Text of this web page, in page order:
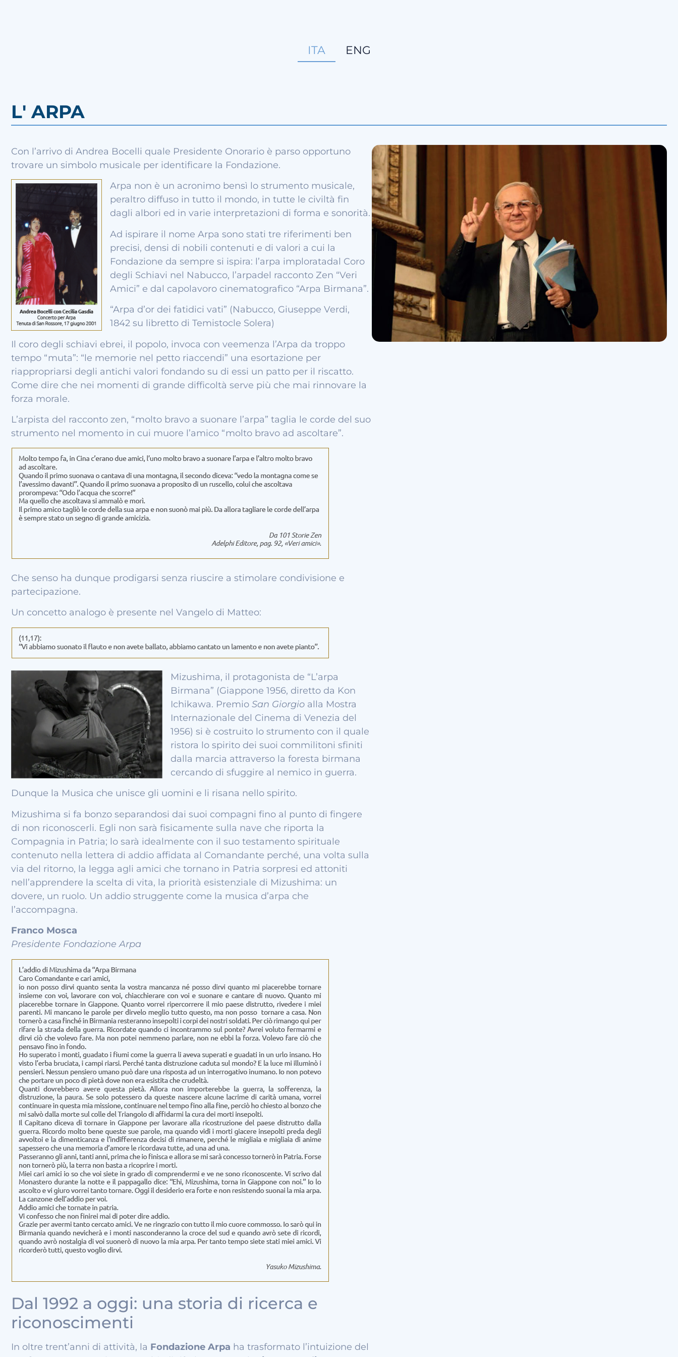
ITA ENG
L' ARPA
Con l’arrivo di Andrea Bocelli quale Presidente Onorario è parso opportuno
trovare un simbolo musicale per identificare la Fondazione.
Arpa non è un acronimo bensì lo strumento musicale,
peraltro diffuso in tutto il mondo, in tutte le civiltà fin
dagli albori ed in varie interpretazioni di forma e sonorità.
Ad ispirare il nome Arpa sono stati tre riferimenti ben
precisi, densi di nobili contenuti e di valori a cui la
Fondazione da sempre si ispira: l’arpa imploratadal Coro
degli Schiavi nel Nabucco, l’arpadel racconto Zen “Veri
Amici” e dal capolavoro cinematografico “Arpa Birmana”.
“Arpa d’or dei fatidici vati” (Nabucco, Giuseppe Verdi,
1842 su libretto di Temistocle Solera)
Il coro degli schiavi ebrei, il popolo, invoca con veemenza l’Arpa da troppo
tempo “muta”: “le memorie nel petto riaccendi” una esortazione per
riappropriarsi degli antichi valori fondando su di essi un patto per il riscatto.
Come dire che nei momenti di grande difficoltà serve più che mai rinnovare la
forza morale.
L’arpista del racconto zen, “molto bravo a suonare l’arpa” taglia le corde del suo
strumento nel momento in cui muore l’amico “molto bravo ad ascoltare”.
Che senso ha dunque prodigarsi senza riuscire a stimolare condivisione e
partecipazione.
Un concetto analogo è presente nel Vangelo di Matteo:
Mizushima, il protagonista de “L’arpa
Birmana” (Giappone 1956, diretto da Kon
Ichikawa. Premio San Giorgio alla Mostra
Internazionale del Cinema di Venezia del
1956) si è costruito lo strumento con il quale
ristora lo spirito dei suoi commilitoni sfiniti
dalla marcia attraverso la foresta birmana
cercando di sfuggire al nemico in guerra.
Dunque la Musica che unisce gli uomini e li risana nello spirito.
Mizushima si fa bonzo separandosi dai suoi compagni fino al punto di fingere
di non riconoscerli. Egli non sarà fisicamente sulla nave che riporta la
Compagnia in Patria; lo sarà idealmente con il suo testamento spirituale
contenuto nella lettera di addio affidata al Comandante perché, una volta sulla
via del ritorno, la legga agli amici che tornano in Patria sorpresi ed attoniti
nell’apprendere la scelta di vita, la priorità esistenziale di Mizushima: un
dovere, un ruolo. Un addio struggente come la musica d’arpa che
l’accompagna.
Franco Mosca
Presidente Fondazione Arpa
Dal 1992 a oggi: una storia di ricerca e
riconoscimenti
In oltre trent’anni di attività, la Fondazione Arpa ha trasformato l’intuizione del